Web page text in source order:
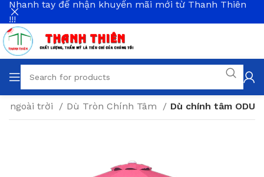
ngoài trời Dù Tròn Chính Tâm Dù chính tâm ODU
Nhanh tay để nhận khuyến mãi mới từ Thanh Thiên
!!!